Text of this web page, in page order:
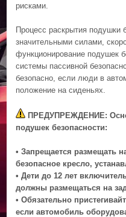
рисками.
Процесс раскрытия подушки
значительными силами,
функционирование подушек
системы пассивной
безопасно, если люди в
положение на сиденьях.
ПРЕДУПРЕЖДЕНИЕ:
подушек безопасности:
• Запрещается размещать
безопасное кресло,
• Дети до 12 лет
должны размещаться на
• Обязательно
если автомобиль